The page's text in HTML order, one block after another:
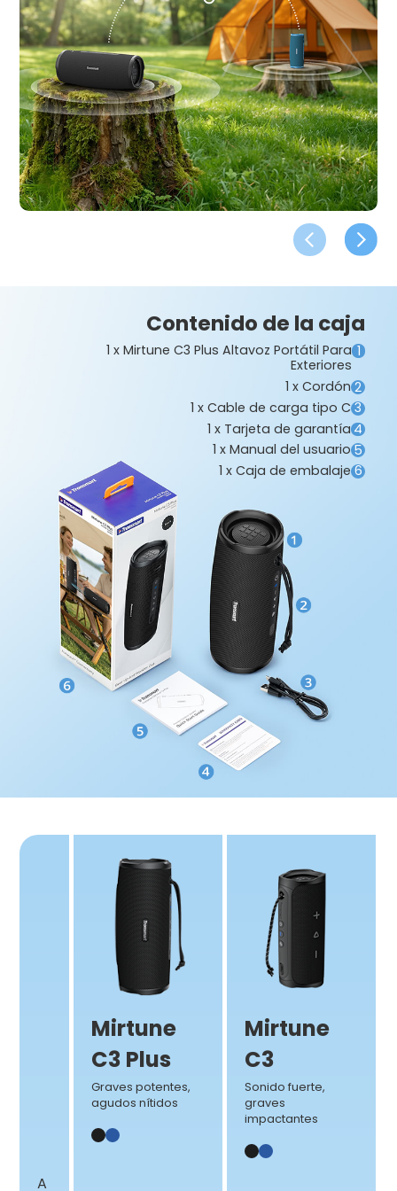
Contenido de la caja
1
1 x Mirtune C3 Plus Altavoz Portátil Para
Exteriores
2
1 x Cordón
3
1 x Cable de carga tipo C
4
1 x Tarjeta de garantía
5
1 x Manual del usuario
6
1 x Caja de embalaje
Mirtune
C3 Plus
Graves potentes,
agudos nítidos
Mirtune
C3
Sonido fuerte,
graves
impactantes
A